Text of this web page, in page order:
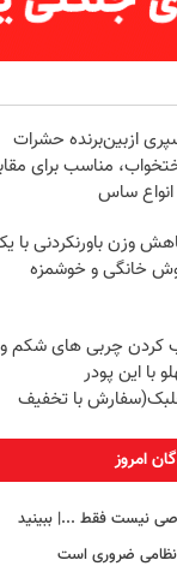
ازبین‌برنده حشرات
مناسب برای
انواع ساس
وزن باورنکردنی با
خانگی و خوشمزه
کردن چربی های شکم و
با این پودر
با تخفیف
امروز
نیست فقط ...|‌ ببینید
نظامی ضروری است